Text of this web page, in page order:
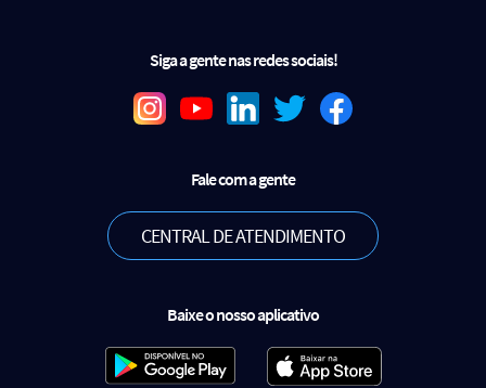
Siga a gente nas redes sociais!
Fale com a gente
CENTRAL DE ATENDIMENTO
Baixe o nosso aplicativo